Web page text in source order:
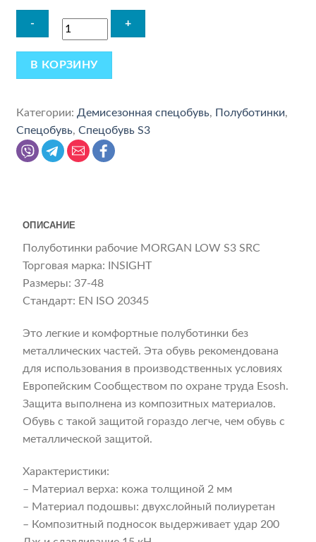
В КОРЗИНУ
Категории: Демисезонная спецобувь, Полуботинки,
Спецобувь,Спецобувь S3
ОПИСАНИЕ
Полуботинки рабочие MORGAN LOW S3 SRC
Торговая марка: INSIGHT
Размеры: 37-48
Стандарт: EN ISO 20345
Это легкие и комфортные полуботинки без
металлических частей. Эта обувь рекомендована
для использования в производственных условиях
Европейским Сообществом по охране труда Esosh.
Защита выполнена из композитных материалов.
Обувь с такой защитой гораздо легче, чем обувь с
металлической защитой.
Характеристики:
– Материал верха: кожа толщиной 2 мм
– Материал подошвы: двухслойный полиуретан
– Композитный подносок выдерживает удар 200